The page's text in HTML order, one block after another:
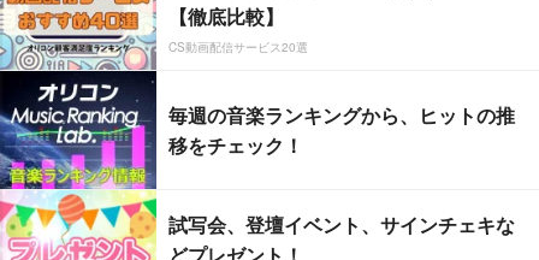
【徹底比較】
CS動画配信サービス20選
毎週の音楽ランキングから、ヒットの推
移をチェック！
試写会、登壇イベント、サインチェキな